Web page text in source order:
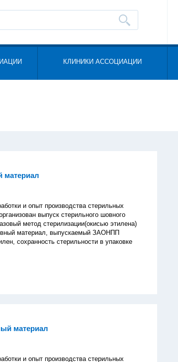
КЛИНИКИ АССОЦИАЦИИ
и опыт производства стерильных
выпуск стерильного шовного
метод стерилизации(окисью этилена)
материал, выпускаемый ЗАОНПП
сохранность стерильности в упаковке
материал
и опыт производства стерильных